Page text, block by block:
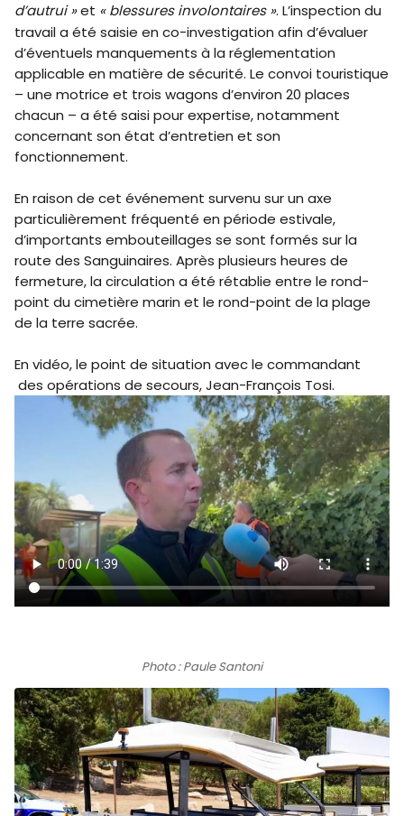
d’autrui »et « blessures involontaires ». L’inspection du
travail a été saisie en co-investigation afin d’évaluer
d’éventuels manquements à la réglementation
applicable en matière de sécurité. Le convoi touristique
– une motrice et trois wagons d’environ 20 places
chacun – a été saisi pour expertise, notamment
concernant son état d’entretien et son
fonctionnement.
En raison de cet événement survenu sur un axe
particulièrement fréquenté en période estivale,
d’importants embouteillages se sont formés sur la
route des Sanguinaires. Après plusieurs heures de
fermeture, la circulation a été rétablie entre le rond-
point du cimetière marin et le rond-point de la plage
de la terre sacrée.
En vidéo, le point de situation avec le commandant
des opérations de secours, Jean-François Tosi.
Photo : Paule Santoni